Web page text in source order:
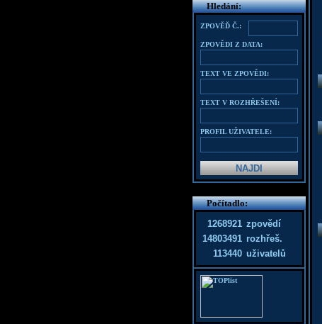
Hledání:
ZPOVĚĎ Č.:
ZPOVĚDI Z DATA:
TEXT VE ZPOVĚDI:
TEXT V ROZHŘEŠENÍ:
PROFIL UŽIVATELE:
Počítadlo:
1268921 zpovědí
14803491 rozhřeš.
113440 uživatelů